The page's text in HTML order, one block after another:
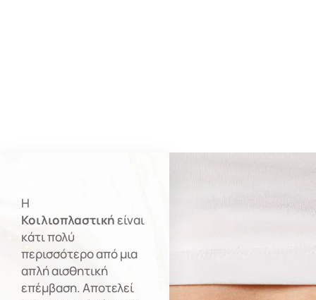
Η
Κοιλιοπλαστικήείναι
κάτι πολύ
περισσότερο από μια
απλή αισθητική
επέμβαση. Αποτελεί